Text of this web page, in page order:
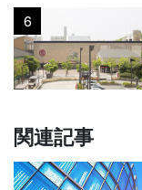
に及ぶ。「施設が充
（男性）だけに学
も高くなり、8年生
年生（同高校3年）
それでも「子供達が
の穏やかで優しい
6
関連記事